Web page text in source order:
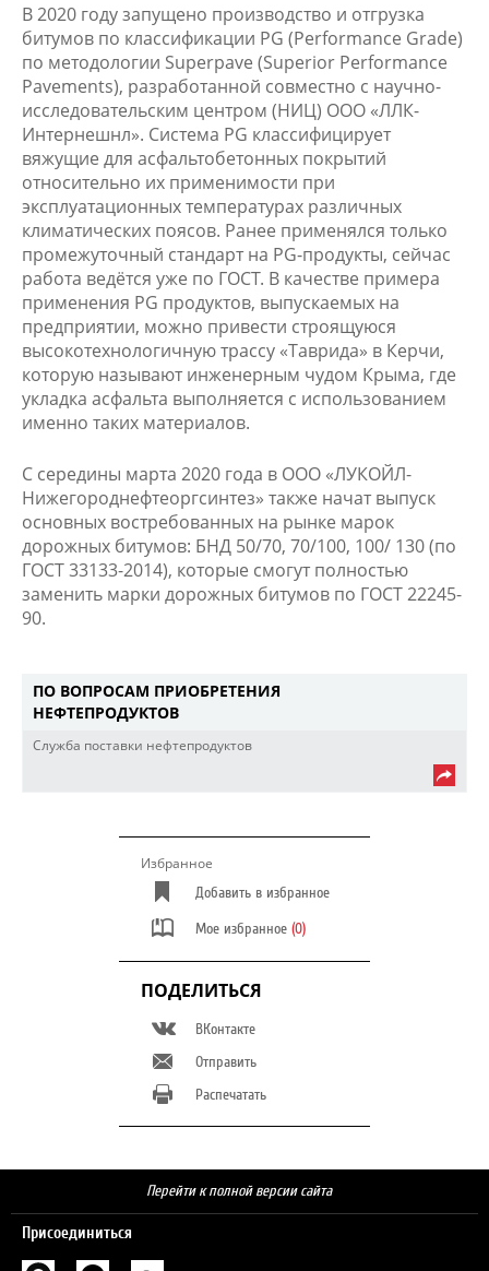
В 2020 году запущено производство и отгрузка
битумов по классификации PG (Performance Grade)
по методологии Superpave (Superior Performance
Pavements), разработанной совместно с научно-
исследовательским центром (НИЦ) ООО «ЛЛК-
Интернешнл». Система PG классифицирует
вяжущие для асфальтобетонных покрытий
относительно их применимости при
эксплуатационных температурах различных
климатических поясов. Ранее применялся только
промежуточный стандарт на PG-продукты, сейчас
работа ведётся уже по ГОСТ. В качестве примера
применения PG продуктов, выпускаемых на
предприятии, можно привести строящуюся
высокотехнологичную трассу «Таврида» в Керчи,
которую называют инженерным чудом Крыма, где
укладка асфальта выполняется с использованием
именно таких материалов.
С середины марта 2020 года в ООО «ЛУКОЙЛ-
Нижегороднефтеоргсинтез» также начат выпуск
основных востребованных на рынке марок
дорожных битумов: БНД 50/70, 70/100, 100/ 130 (по
ГОСТ 33133-2014), которые смогут полностью
заменить марки дорожных битумов по ГОСТ 22245-
90.
ПО ВОПРОСАМ ПРИОБРЕТЕНИЯ
НЕФТЕПРОДУКТОВ
Служба поставки нефтепродуктов
Избранное
Добавить в избранное
Мое избранное (0)
ПОДЕЛИТЬСЯ
ВКонтакте
Отправить
Распечатать
Перейти к полной версии сайта
Присоединиться